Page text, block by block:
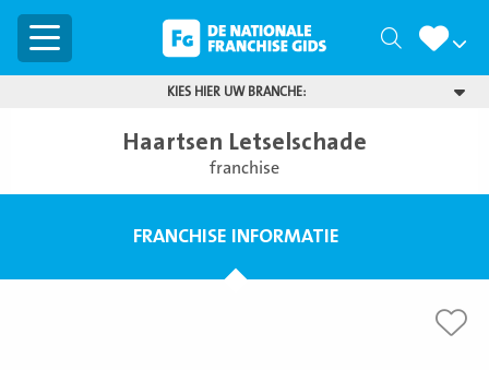
Menu Zoeken
KIES HIER UW BRANCHE:
Haartsen Letselschade
franchise
FRANCHISE INFORMATIE